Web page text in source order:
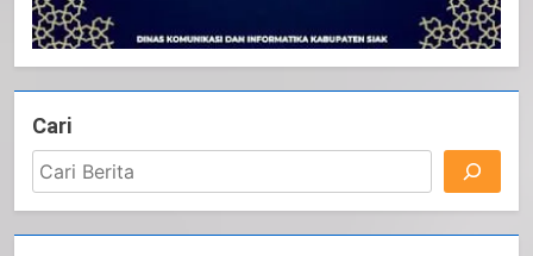
Cari